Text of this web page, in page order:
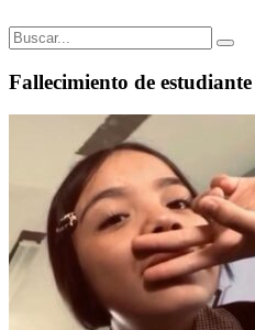
Fallecimiento de estudiante